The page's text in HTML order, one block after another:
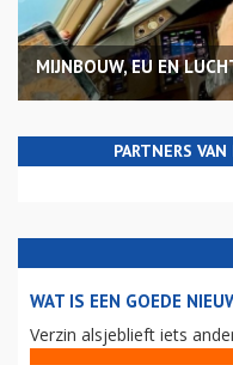
MIJNBOUW, EU EN
PARTNERS
WAT IS EEN GOEDE
Verzin alsjeblieft iets